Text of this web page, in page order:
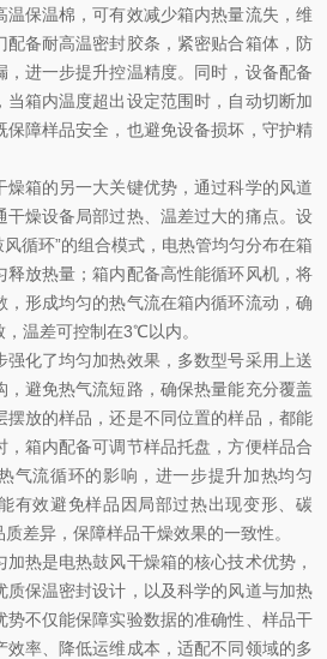
保温棉，可有效减少箱内热量流失，维
配备耐高温密封胶条，紧密贴合箱体，防
，进一步提升控温精度。同时，设备配备
当箱内温度超出设定范围时，自动切断加
保障样品安全，也避免设备损坏，守护精
箱的另一大关键优势，通过科学的风道
干燥设备局部过热、温差过大的痛点。设
循环”的组合模式，电热管均匀分布在箱
释放热量；箱内配备高性能循环风机，将
，形成均匀的热气流在箱内循环流动，确
温差可控制在3℃以内。
化了均匀加热效果，多数型号采用上送
避免热气流短路，确保热量能充分覆盖
摆放的样品，还是不同位置的样品，都能
箱内配备可调节样品托盘，方便样品合
气流循环的影响，进一步提升加热均匀
有效避免样品因局部过热出现变形、碳
差异，保障样品干燥效果的一致性。
是电热鼓风干燥箱的核心技术优势，
质保温密封设计，以及科学的风道与加热
势不仅能保障实验数据的准确性、样品干
率、降低运维成本，适配不同领域的多